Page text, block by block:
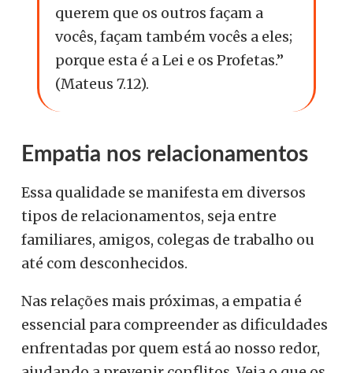
querem que os outros façam a
vocês, façam também vocês a eles;
porque esta é a Lei e os Profetas.”
(Mateus 7.12).
Empatia nos relacionamentos
Essa qualidade se manifesta em diversos
tipos de relacionamentos, seja entre
familiares, amigos, colegas de trabalho ou
até com desconhecidos.
Nas relações mais próximas, a empatia é
essencial para compreender as dificuldades
enfrentadas por quem está ao nosso redor,